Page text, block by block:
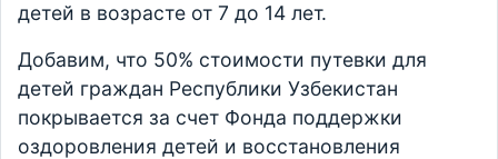
детей в возрасте от 7 до 14 лет.
Добавим, что 50% стоимости путевки для
детей граждан Республики Узбекистан
покрывается за счет Фонда поддержки
оздоровления детей и восстановления